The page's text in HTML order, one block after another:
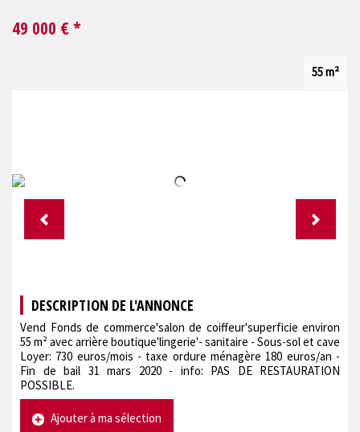
49 000 € *
55 m²
DESCRIPTION DE L'ANNONCE
Vend Fonds de commerce'salon de coiffeur'superficie environ
55 m² avec arrière boutique'lingerie'- sanitaire - Sous-sol et cave
Loyer: 730 euros/mois - taxe ordure ménagère 180 euros/an -
Fin de bail 31 mars 2020 - info: PAS DE RESTAURATION
POSSIBLE.
Ajouter à ma sélection